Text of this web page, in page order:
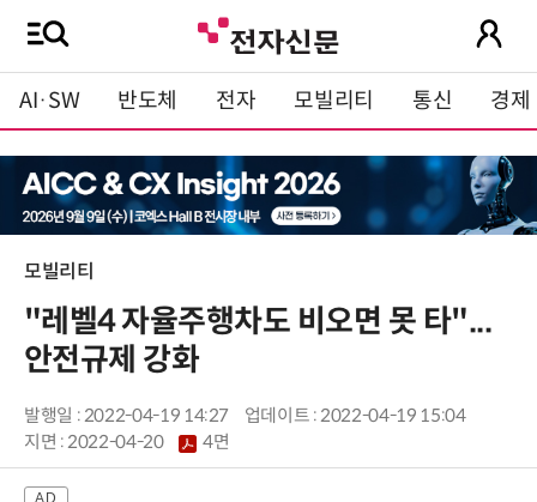
AI·SW 반도체 전자 모빌리티 통신 경제
모빌리티
"레벨4 자율주행차도 비오면 못 타"...
안전규제 강화
발행일 : 2022-04-19 14:27
업데이트 : 2022-04-19 15:04
지면 :2022-04-20 4면